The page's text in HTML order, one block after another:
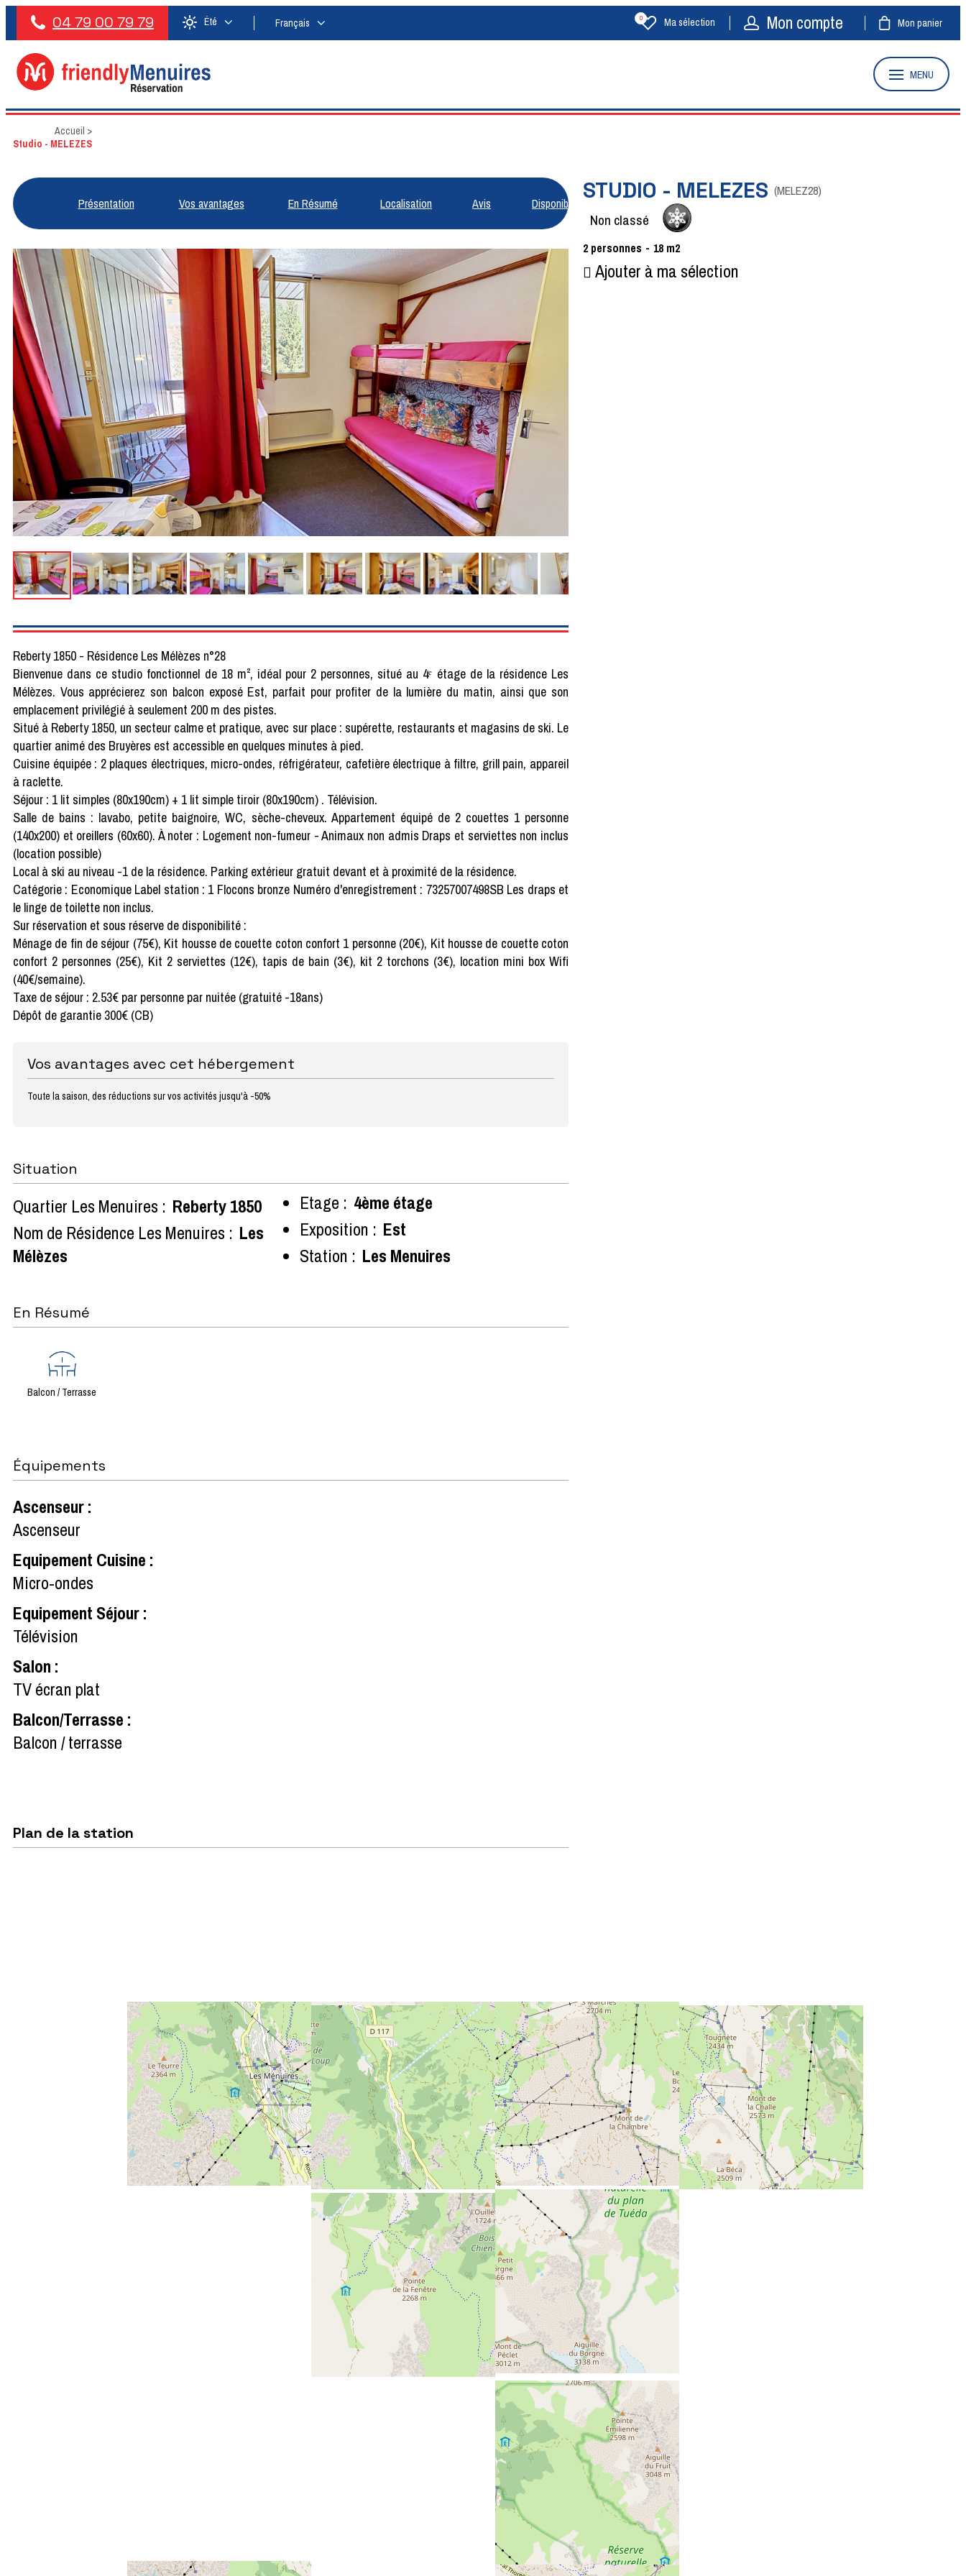
04 79 00 79 79 Été Français Ma sélection
0 Mon compte Mon panier
MENU
Accueil >
Studio - MELEZES
Présentation Vos avantages En Résumé Localisation Avis DisponibilitésSTUDIO - MELEZES (MELEZ28)
Non classé
2 personnes 18 m2
Ajouter à ma sélection
Reberty 1850 - Résidence Les Mélèzes n°28
Bienvenue dans ce studio fonctionnel de 18 m², idéal pour 2 personnes, situé au 4ᵉ étage de la résidence Les
Mélèzes. Vous apprécierez son balcon exposé Est, parfait pour profiter de la lumière du matin, ainsi que son
emplacement privilégié à seulement 200 m des pistes.
Situé à Reberty 1850, un secteur calme et pratique, avec sur place : supérette, restaurants et magasins de ski. Le
quartier animé des Bruyères est accessible en quelques minutes à pied.
Cuisine équipée : 2 plaques électriques, micro-ondes, réfrigérateur, cafetière électrique à filtre, grill pain, appareil
à raclette.
Séjour : 1 lit simples (80x190cm) + 1 lit simple tiroir (80x190cm) . Télévision.
Salle de bains : lavabo, petite baignoire, WC, sèche-cheveux. Appartement équipé de 2 couettes 1 personne
(140x200) et oreillers (60x60). À noter : Logement non-fumeur - Animaux non admis Draps et serviettes non inclus
(location possible)
Local à ski au niveau -1 de la résidence. Parking extérieur gratuit devant et à proximité de la résidence.
Catégorie : Economique Label station : 1 Flocons bronze Numéro d'enregistrement : 73257007498SB Les draps et
le linge de toilette non inclus.
Sur réservation et sous réserve de disponibilité :
Ménage de fin de séjour (75€), Kit housse de couette coton confort 1 personne (20€), Kit housse de couette coton
confort 2 personnes (25€), Kit 2 serviettes (12€), tapis de bain (3€), kit 2 torchons (3€), location mini box Wifi
(40€/semaine).
Taxe de séjour : 2.53€ par personne par nuitée (gratuité -18ans)
Dépôt de garantie 300€ (CB)
Vos avantages avec cet hébergement
Toute la saison, des réductions sur vos activités jusqu'à -50%
Situation
Quartier Les Menuires : Reberty 1850
Nom de Résidence Les Menuires : Les
Mélèzes
Etage : 4ème étage
Exposition : Est
Station : Les Menuires
En Résumé
Balcon / Terrasse
Équipements
Ascenseur:
Ascenseur
Equipement Cuisine :
Micro-ondes
Equipement Séjour:
Télévision
Salon :
TV écran plat
Balcon/Terrasse :
Balcon / terrasse
Plan de la station